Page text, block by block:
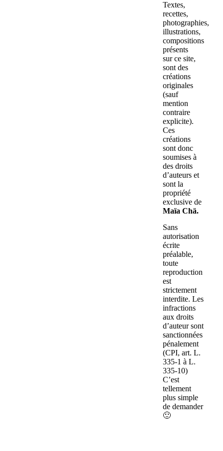
Textes,
recettes,
photographies,
illustrations,
compositions
présents
sur ce site,
sont des
créations
originales
(sauf
mention
contraire
explicite).
Ces
créations
sont donc
soumises à
des droits
d’auteurs et
sont la
propriété
exclusive de
Maïa Chä.
Sans
autorisation
écrite
préalable,
toute
reproduction
est
strictement
interdite. Les
infractions
aux droits
d’auteur sont
sanctionnées
pénalement
(CPI, art. L.
335-1 à L.
335-10)
C’est
tellement
plus simple
de demander
🙂